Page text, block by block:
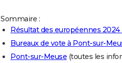
Sommaire :
Résultat des européennes
Bureaux de vote à Pont-sur-
Pont-sur-Meuse (toutes les